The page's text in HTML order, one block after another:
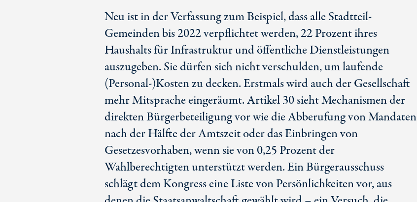
Neu ist in der Verfassung zum Beispiel, dass alle Stadtteil-
Gemeinden bis 2022 verpflichtet werden, 22 Prozent ihres
Haushalts für Infrastruktur und öffentliche Dienstleistungen
auszugeben. Sie dürfen sich nicht verschulden, um laufende
(Personal-)Kosten zu decken. Erstmals wird auch der Gesellschaft
mehr Mitsprache eingeräumt. Artikel 30 sieht Mechanismen der
direkten Bürgerbeteiligung vor wie die Abberufung von Mandaten
nach der Hälfte der Amtszeit oder das Einbringen von
Gesetzesvorhaben, wenn sie von 0,25 Prozent der
Wahlberechtigten unterstützt werden. Ein Bürgerausschuss
schlägt dem Kongress eine Liste von Persönlichkeiten vor, aus